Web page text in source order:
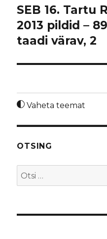
SEB 16. Tartu
2013 pildid –
taadi värav, 2
Vaheta teemat
OTSING
Otsi: